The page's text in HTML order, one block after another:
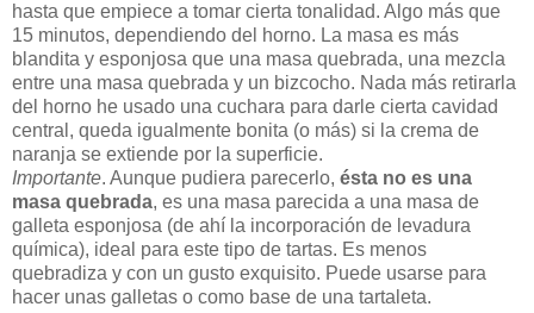
hasta que empiece a tomar cierta tonalidad. Algo más que
15 minutos, dependiendo del horno. La masa es más
blandita y esponjosa que una masa quebrada, una mezcla
entre una masa quebrada y un bizcocho. Nada más retirarla
del horno he usado una cuchara para darle cierta cavidad
central, queda igualmente bonita (o más) si la crema de
naranja se extiende por la superficie.
Importante. Aunque pudiera parecerlo, ésta no es una
masa quebrada, es una masa parecida a una masa de
galleta esponjosa (de ahí la incorporación de levadura
química), ideal para este tipo de tartas. Es menos
quebradiza y con un gusto exquisito. Puede usarse para
hacer unas galletas o como base de una tartaleta.